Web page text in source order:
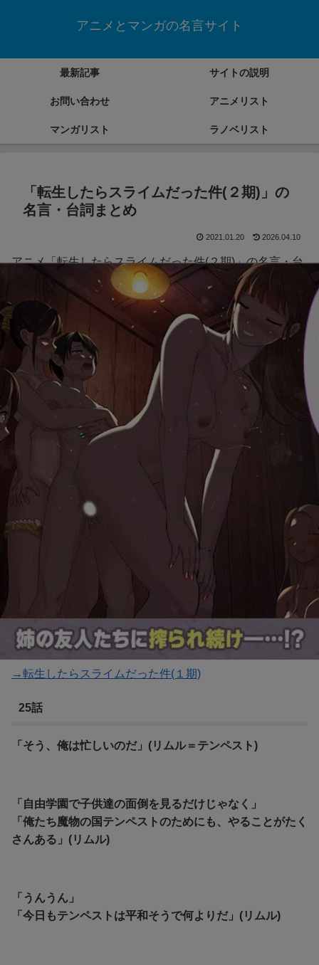
アニメとマンガの名言サイト
最新記事 サイトの説明
お問い合わせ アニメリスト
マンガリスト ラノベリスト
「転生したらスライムだった件(２期)」の
名言・台詞まとめ
2021.01.20 2026.04.10
アニメ「転生したらスライムだった件(２期)」の名言・台
詞をまとめていきます。
転生したらスライムだった件(２期)
→転生したらスライムだった件(１期)
25話
「そう、俺は忙しいのだ」(リムル＝テンペスト)
「自由学園で子供達の面倒を見るだけじゃなく」
「俺たち魔物の国テンペストのためにも、やることがたく
さんある」(リムル)
「うんうん」
「今日もテンペストは平和そうで何よりだ」(リムル)